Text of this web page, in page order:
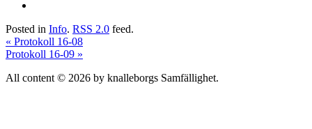
Posted in Info. RSS 2.0 feed.
« Protokoll 16-08
Protokoll 16-09 »
All content © 2026 by knalleborgs Samfällighet.